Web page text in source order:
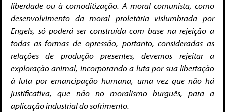
liberdade ou à comoditização. A moral comunista, como
desenvolvimento da moral proletária vislumbrada por
Engels, só poderá ser construída com base na rejeição a
todas as formas de opressão, portanto, consideradas as
relações de produção presentes, devemos rejeitar a
exploração animal, incorporando a luta por sua libertação
à luta por emancipação humana, uma vez que não há
justificativa, que não no moralismo burguês, para a
aplicação industrial do sofrimento.